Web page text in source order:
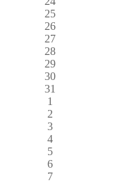
25
26
27
28
29
30
31
1
2
3
4
5
6
7